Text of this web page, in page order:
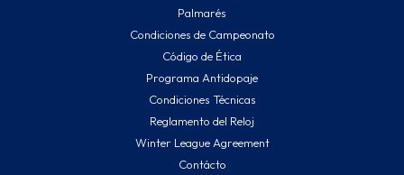
Palmarés
Condiciones de Campeonato
Código de Ética
Programa Antidopaje
Condiciones Técnicas
Reglamento del Reloj
Winter League Agreement
Contácto